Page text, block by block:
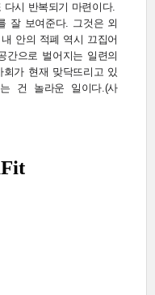
시 반복되기 마련이다.
잘 보여준다. 그것은 외
안의 적폐 역시 끄집어
간으로 벌어지는 일련의
가 현재 맞닥뜨리고 있
건 놀라운 일이다.(사